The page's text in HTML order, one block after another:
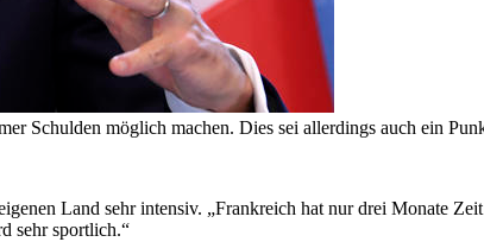
Schulden möglich machen. Dies sei allerdings auch ein
Land sehr intensiv. „Frankreich hat nur drei Monate
sehr sportlich.“